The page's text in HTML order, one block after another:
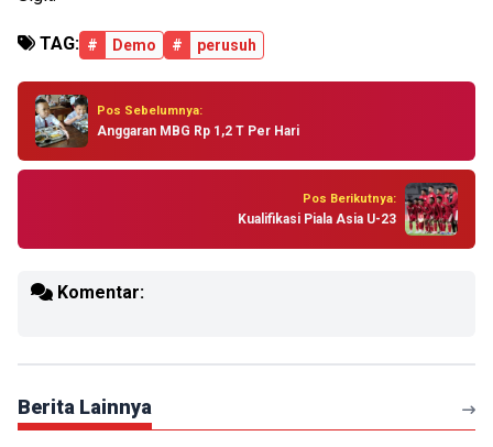
TAG: # Demo # perusuh
Pos Sebelumnya:
Anggaran MBG Rp 1,2 T Per Hari
Pos Berikutnya:
Kualifikasi Piala Asia U-23
Komentar:
Berita Lainnya